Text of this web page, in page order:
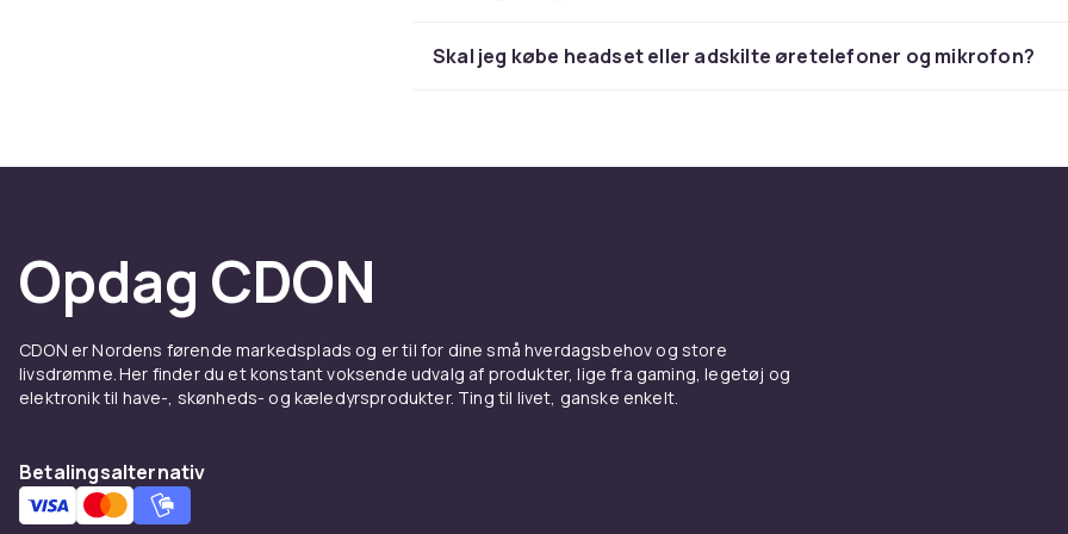
scannere, der er specielt tilpasset til at håndtere lidt tykkere originaler,
tykke papirbakker.
Fakta og købtips til Scannere
Skal jeg købe headset eller adskilte øretelefoner og mikrofon?
Opdag CDON
CDON er Nordens førende markedsplads og er til for dine små hverdagsbehov og store
livsdrømme. Her finder du et konstant voksende udvalg af produkter, lige fra gaming, legetøj og
elektronik til have-, skønheds- og kæledyrsprodukter. Ting til livet, ganske enkelt.
Betalingsalternativ